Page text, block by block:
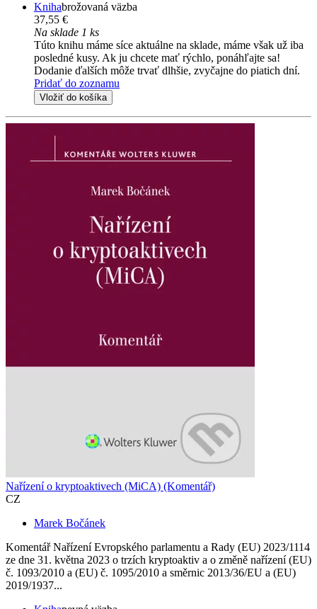
Knihabrožovaná väzba
37,55 €
Na sklade 1 ks
Túto knihu máme síce aktuálne na sklade, máme však už iba
posledné kusy. Ak ju chcete mať rýchlo, ponáhľajte sa!
Dodanie ďalších môže trvať dlhšie, zvyčajne do piatich dní.
Pridať do zoznamu
Vložiť do košíka
Nařízení o kryptoaktivech (MiCA) (Komentář)
CZ
Marek Bočánek
Komentář Nařízení Evropského parlamentu a Rady (EU) 2023/1114
ze dne 31. května 2023 o trzích kryptoaktiv a o změně nařízení (EU)
č. 1093/2010 a (EU) č. 1095/2010 a směrnic 2013/36/EU a (EU)
2019/1937...